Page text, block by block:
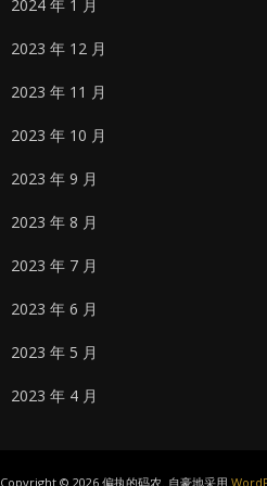
2024 年 1 月
2023 年 12 月
2023 年 11 月
2023 年 10 月
2023 年 9 月
2023 年 8 月
2023 年 7 月
2023 年 6 月
2023 年 5 月
2023 年 4 月
Copyright © 2026 偏执的码农. 自豪地采用